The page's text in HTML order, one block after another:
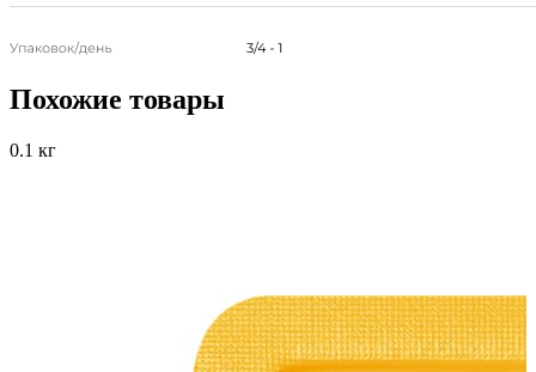
Похожие товары
0.1 кг